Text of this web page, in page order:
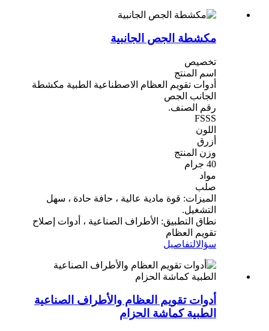
مكشطة الجص الجانبية
تخصيص
اسم المنتج
أدوات تقويم العظام الاصطناعية الطبية مكشطة
الجانب الجص
رقم الصنف.
FSSS
اللون
أزرق
وزن المنتج
40 جرام
مواد
صلب
الميزات: قوة مادية عالية ، حافة حادة ، سهل
التشغيل.
نطاق التطبيق: الأطراف الصناعية ، أدوات إصلاح
تقويم العظام
سؤالالتفاصيل
أدوات تقويم العظام والأطراف الصناعية
الطبية كماشة الحزام